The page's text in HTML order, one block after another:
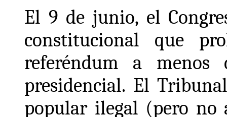
El 9 de junio, el
constitucional que
referéndum a
presidencial. El
popular ilegal (pero no